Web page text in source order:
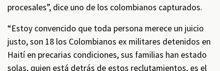
procesales”, dice uno de los colombianos capturados.
“Estoy convencido que toda persona merece un juicio
justo, son 18 los Colombianos ex militares detenidos en
Haití en precarias condiciones, sus familias han estado
solas, quien está detrás de estos reclutamientos, es el